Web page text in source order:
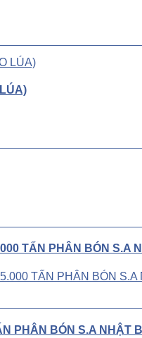
TẤN PHÂN BÓN S.A
PHÂN BÓN S.A